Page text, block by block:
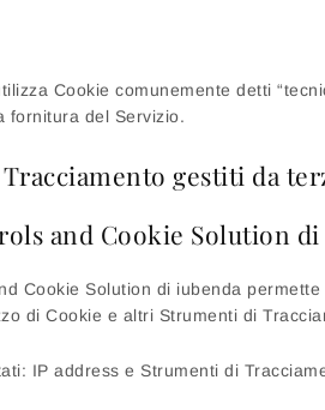
Cookie comunemente detti
fornitura del Servizio.
gestiti da
and Cookie Solution
Cookie Solution di iubenda
di Cookie e altri Strumenti di
IP address e Strumenti di